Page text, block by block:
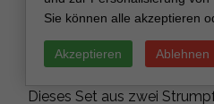
Andenken an Ihren
3. Geschenk zur
Suchen Sie nach dem
Dieses Set aus zwei
Sie können alle akzeptieren
Akzeptieren Ablehnen